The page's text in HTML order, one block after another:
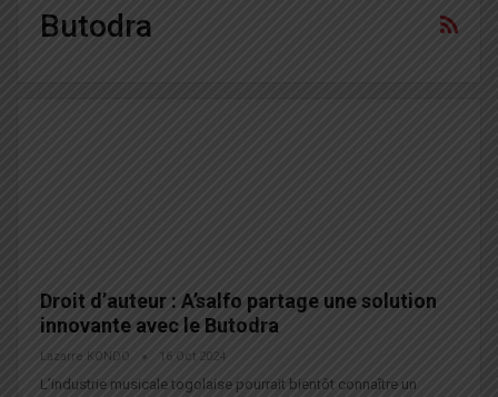
Butodra
Droit d’auteur : A’salfo partage une solution
innovante avec le Butodra
Lazarre KONDO 16 Oct 2024
L’industrie musicale togolaise pourrait bientôt connaître un